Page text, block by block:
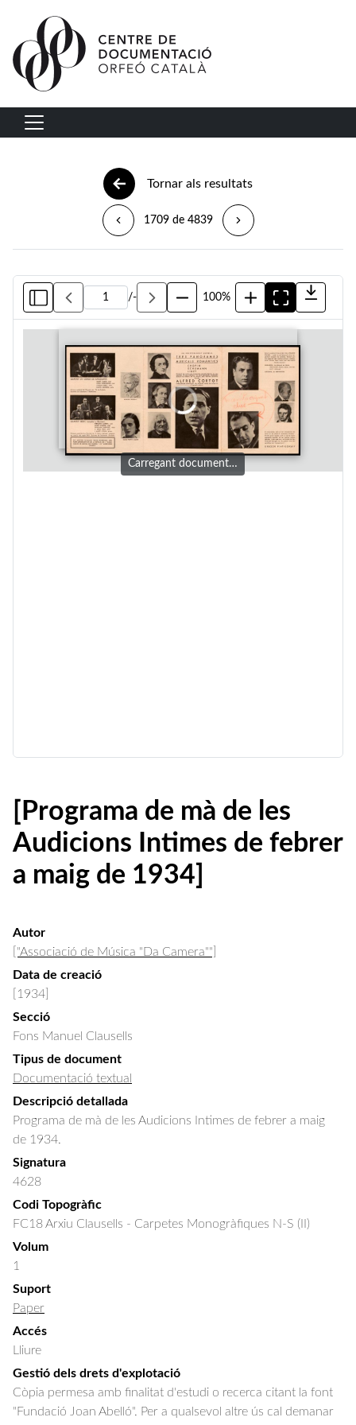
Vés al contingut
Navegació principal
Tornar als resultats
1709 de 4839
/- 100%
Carregant document…
[Programa de mà de les
Audicions Intimes de febrer
a maig de 1934]
Autor
["Associació de Música "Da Camera""]
Data de creació
[1934]
Secció
Fons Manuel Clausells
Tipus de document
Documentació textual
Descripció detallada
Programa de mà de les Audicions Intimes de febrer a maig
de 1934.
Signatura
4628
Codi Topogràfic
FC18 Arxiu Clausells - Carpetes Monogràfiques N-S (II)
Volum
1
Suport
Paper
Accés
Lliure
Gestió dels drets d'explotació
Còpia permesa amb finalitat d'estudi o recerca citant la font
"Fundació Joan Abelló". Per a qualsevol altre ús cal demanar